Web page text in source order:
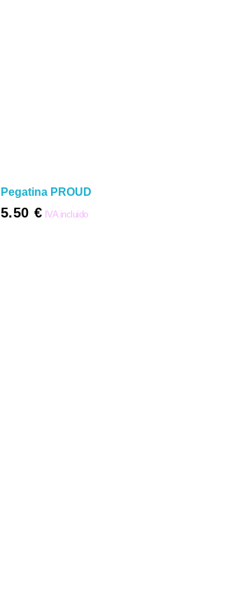
Pegatina PROUD
5.50 € IVA incluido